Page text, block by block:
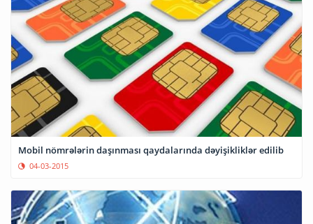
Mobil nömrələrin daşınması qaydalarında dəyişikliklər edilib
04-03-2015